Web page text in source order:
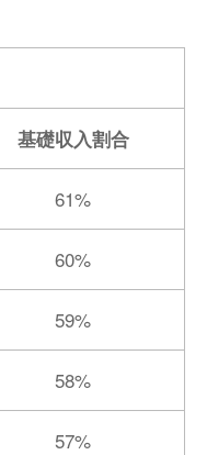
基礎収入割合
61%
60%
59%
58%
57%